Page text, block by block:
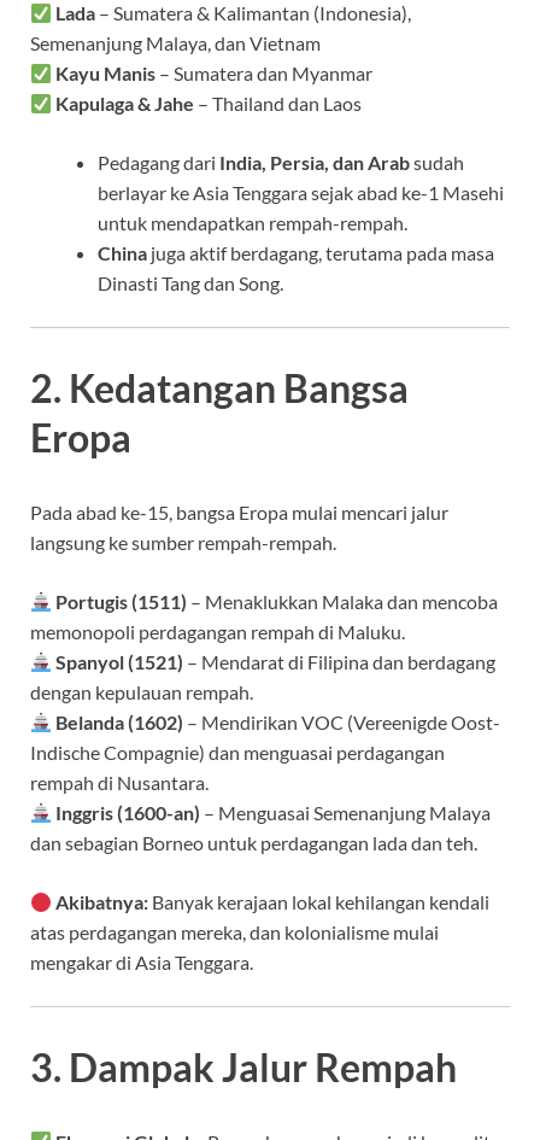
Lada – Sumatera & Kalimantan (Indonesia),
Semenanjung Malaya, dan Vietnam
Kayu Manis – Sumatera dan Myanmar
Kapulaga & Jahe – Thailand dan Laos
Pedagang dari India, Persia, dan Arabsudah
berlayar ke Asia Tenggara sejak abad ke-1 Masehi
untuk mendapatkan rempah-rempah.
China juga aktif berdagang, terutama pada masa
Dinasti Tang dan Song.
2. Kedatangan Bangsa
Eropa
Pada abad ke-15, bangsa Eropa mulai mencari jalur
langsung ke sumber rempah-rempah.
Portugis (1511) – Menaklukkan Malaka dan mencoba
memonopoli perdagangan rempah di Maluku.
Spanyol (1521) – Mendarat di Filipina dan berdagang
dengan kepulauan rempah.
Belanda (1602) – Mendirikan VOC (Vereenigde Oost-
Indische Compagnie) dan menguasai perdagangan
rempah di Nusantara.
Inggris (1600-an) – Menguasai Semenanjung Malaya
dan sebagian Borneo untuk perdagangan lada dan teh.
Akibatnya: Banyak kerajaan lokal kehilangan kendali
atas perdagangan mereka, dan kolonialisme mulai
mengakar di Asia Tenggara.
3. Dampak Jalur Rempah